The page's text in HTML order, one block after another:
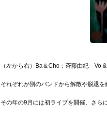
（左から右）Ba＆Cho：斉藤由紀 Vo
それぞれが別のバンドから解散や脱退
その年の9月には初ライブを開催、さら